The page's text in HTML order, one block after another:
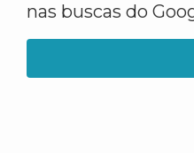
nas buscas do